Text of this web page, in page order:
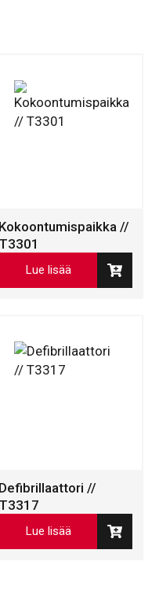
Kokoontumispaikka //
T3301
Lue lisää
Defibrillaattori //
T3317
Lue lisää